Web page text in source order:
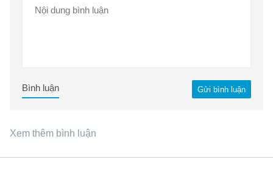
Gửi bình luận
Bình luận
Xem thêm bình luận